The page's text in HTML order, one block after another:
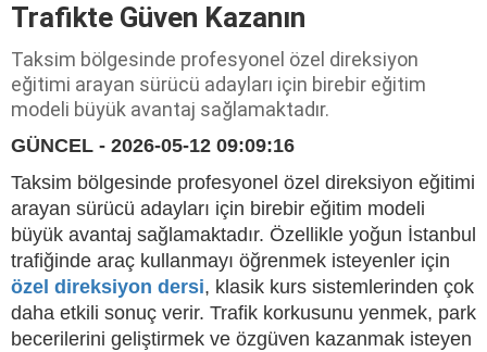
Trafikte Güven Kazanın
Taksim bölgesinde profesyonel özel direksiyon
eğitimi arayan sürücü adayları için birebir eğitim
modeli büyük avantaj sağlamaktadır.
GÜNCEL - 2026-05-12 09:09:16
Taksim bölgesinde profesyonel özel direksiyon eğitimi
arayan sürücü adayları için birebir eğitim modeli
büyük avantaj sağlamaktadır. Özellikle yoğun İstanbul
trafiğinde araç kullanmayı öğrenmek isteyenler için
özel direksiyon dersi, klasik kurs sistemlerinden çok
daha etkili sonuç verir. Trafik korkusunu yenmek, park
becerilerini geliştirmek ve özgüven kazanmak isteyen